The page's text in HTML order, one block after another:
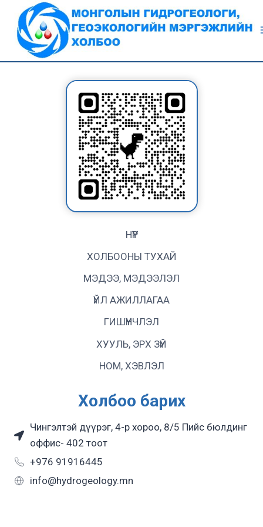
content
НҮҮР
ХОЛБООНЫ ТУХАЙ
МЭДЭЭ, МЭДЭЭЛЭЛ
ҮЙЛ АЖИЛЛАГАА
ГИШҮҮНЧЛЭЛ
ХУУЛЬ, ЭРХ ЗҮЙ
НОМ, ХЭВЛЭЛ
Холбоо барих
Чингэлтэй дүүрэг, 4-р хороо, 8/5 Пийс бюлдинг
оффис- 402 тоот
+976 91916445
info@hydrogeology.mn